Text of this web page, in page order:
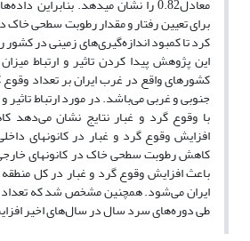
برای تعیین رفتار و مقدار رطوبت سطحی
کرد تا کمبود اندازه‌گیری‌های زمینی در
این پژوهش پیدا کردن تاثیر و ارتباط
کشورهای واقع در غرب ایران بر تعداد
جنوبی و غربی می‌باشد. در مورد ارتباط تاثیر
با وقوع گرد و غبار نتایج نشان
افزایش وقوع گرد و غبار در کانون‏های
کاهش رطوبت سطحی خاک در کانون‏های
باعث افزایش وقوع گرد و غبار در کل
ایران می‌شود. همچنین مشخص شد که تعداد
طی دوره‌های سرد سال در سال‌های اخیر